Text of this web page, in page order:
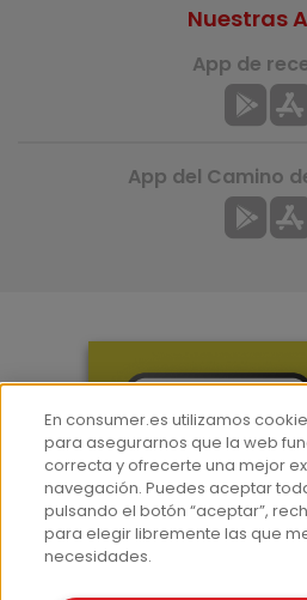
Prensa
Corpus Lingüístico
Nuestras
App de
App del Camino
En consumer.es utilizamos
para asegurarnos que la web
correcta y ofrecerte una mejor
navegación. Puedes aceptar
pulsando el botón “aceptar”,
para elegir libremente las que
necesidades.